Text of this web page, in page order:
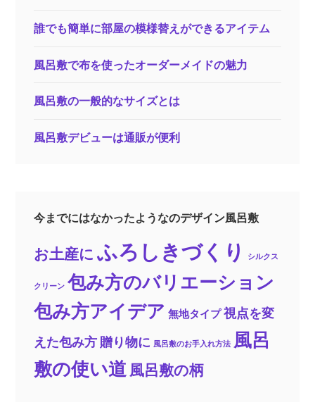
誰でも簡単に部屋の模様替えができるアイテム
風呂敷で布を使ったオーダーメイドの魅力
風呂敷の一般的なサイズとは
風呂敷デビューは通販が便利
今までにはなかったようなのデザイン風呂敷
お土産に ふろしきづくり シルクス
クリーン 包み方のバリエーション
包み方アイデア 無地タイプ 視点を変
えた包み方 贈り物に 風呂敷のお手入れ方法 風呂
敷の使い道 風呂敷の柄